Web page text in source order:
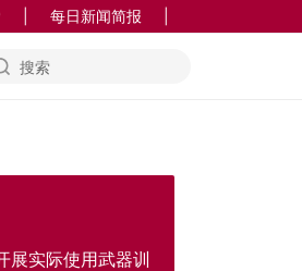
每日新闻简报
展实际使用武器训